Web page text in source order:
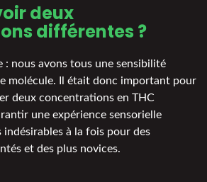
deux
différentes ?
: nous avons tous une sensibilité
molécule. Il était donc important pour
deux concentrations en THC
une expérience sensorielle
à la fois pour des
et des plus novices.